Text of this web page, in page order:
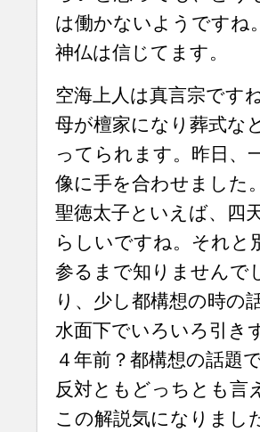
は働かないようですね
神仏は信じてます。
空海上人は真言宗です
母が檀家になり葬式な
ってられます。昨日、
像に手を合わせました。
聖徳太子といえば、四
らしいですね。それと
参るまで知りませんで
り、少し都構想の時の
水面下でいろいろ引き
４年前？都構想の話題
反対ともどっちとも言
この解説気になりまし